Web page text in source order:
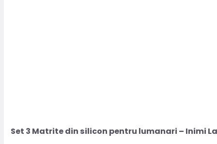
Set 3 Matrite din silicon pentru lumanari – Inimi